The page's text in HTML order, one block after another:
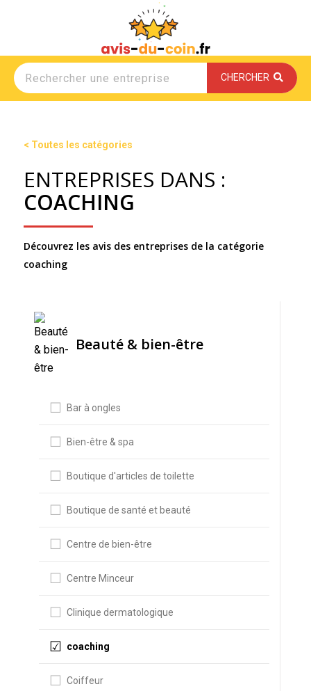
CHERCHER
< Toutes les catégories
ENTREPRISES DANS :
COACHING
Découvrez les avis des entreprises de la catégorie
coaching
Beauté & bien-être
Bar à ongles
Bien-être & spa
Boutique d'articles de toilette
Boutique de santé et beauté
Centre de bien-être
Centre Minceur
Clinique dermatologique
coaching
Coiffeur